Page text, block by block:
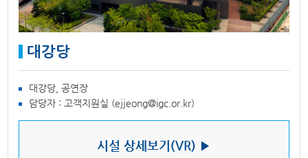
대강당
대강당, 공연장
담당자 : 고객지원실 (ejjeong@igc.or.kr)
시설 상세보기(VR) ▶